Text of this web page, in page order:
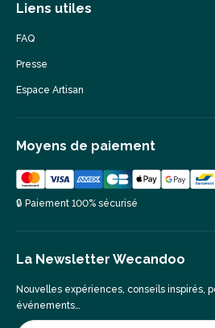
Liens utiles
FAQ
Presse
Espace Artisan
Moyens de paiement
🔒 Paiement 100% sécurisé
La Newsletter Wecandoo
Nouvelles expériences, conseils inspirés,
événements…